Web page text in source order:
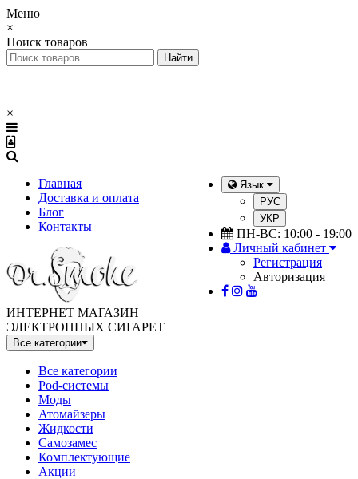
Меню
×
Поиск товаров
×
Главная
Доставка и оплата
Блог
Контакты
Язык
РУС
УКР
ПН-ВС: 10:00 - 19:00
Личный кабинет
Регистрация
Авторизация
ИНТЕРНЕТ МАГАЗИН
ЭЛЕКТРОННЫХ СИГАРЕТ
Все категории
Все категории
Pod-системы
Моды
Атомайзеры
Жидкости
Самозамес
Комплектующие
Акции